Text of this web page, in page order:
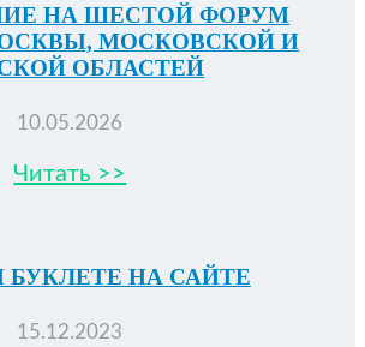
НА ШЕСТОЙ ФОРУМ
МОСКОВСКОЙ И
ОБЛАСТЕЙ
10.05.2026
Читать >>
НА САЙТЕ
15.12.2023